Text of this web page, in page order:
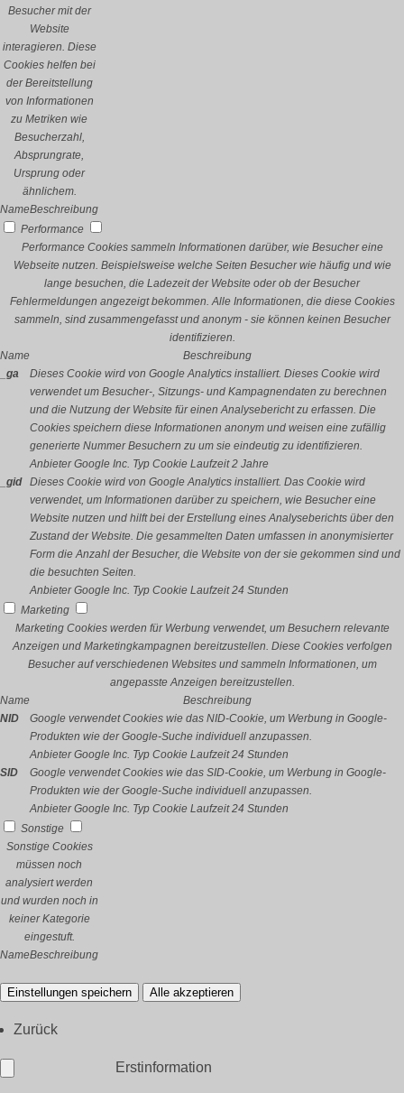
Besucher mit der
Website
interagieren. Diese
Cookies helfen bei
der Bereitstellung
von Informationen
zu Metriken wie
Besucherzahl,
Absprungrate,
Ursprung oder
ähnlichem.
NameBeschreibung
Performance
Performance Cookies sammeln Informationen darüber, wie Besucher eine
Webseite nutzen. Beispielsweise welche Seiten Besucher wie häufig und wie
lange besuchen, die Ladezeit der Website oder ob der Besucher
Fehlermeldungen angezeigt bekommen. Alle Informationen, die diese Cookies
sammeln, sind zusammengefasst und anonym - sie können keinen Besucher
identifizieren.
Name
Beschreibung
_ga
Dieses Cookie wird von Google Analytics installiert. Dieses Cookie wird
verwendet um Besucher-, Sitzungs- und Kampagnendaten zu berechnen
und die Nutzung der Website für einen Analysebericht zu erfassen. Die
Cookies speichern diese Informationen anonym und weisen eine zufällig
generierte Nummer Besuchern zu um sie eindeutig zu identifizieren.
Anbieter Google Inc. Typ Cookie Laufzeit 2 Jahre
_gid
Dieses Cookie wird von Google Analytics installiert. Das Cookie wird
verwendet, um Informationen darüber zu speichern, wie Besucher eine
Website nutzen und hilft bei der Erstellung eines Analyseberichts über den
Zustand der Website. Die gesammelten Daten umfassen in anonymisierter
Form die Anzahl der Besucher, die Website von der sie gekommen sind und
die besuchten Seiten.
Anbieter Google Inc. Typ Cookie Laufzeit 24 Stunden
Marketing
Marketing Cookies werden für Werbung verwendet, um Besuchern relevante
Anzeigen und Marketingkampagnen bereitzustellen. Diese Cookies verfolgen
Besucher auf verschiedenen Websites und sammeln Informationen, um
angepasste Anzeigen bereitzustellen.
Name
Beschreibung
NID
Google verwendet Cookies wie das NID-Cookie, um Werbung in Google-
Produkten wie der Google-Suche individuell anzupassen.
Anbieter Google Inc. Typ Cookie Laufzeit 24 Stunden
SID
Google verwendet Cookies wie das SID-Cookie, um Werbung in Google-
Produkten wie der Google-Suche individuell anzupassen.
Anbieter Google Inc. Typ Cookie Laufzeit 24 Stunden
Sonstige
Sonstige Cookies
müssen noch
analysiert werden
und wurden noch in
keiner Kategorie
eingestuft.
NameBeschreibung
Einstellungen speichern Alle akzeptieren
Zurück
Erstinformation